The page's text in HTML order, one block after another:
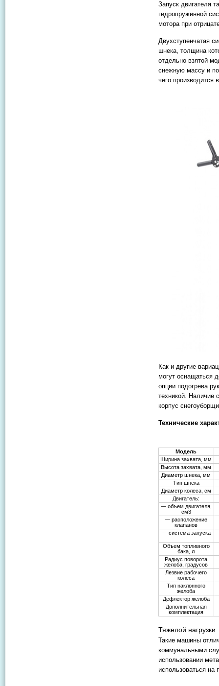
Запуск двигателя
гидропружинной
мотора при
Двухступенчатая
шнека, толщина
отдельно взятой
снежную массу и
чего производится
Как и другие
могут оснащаться
опции подогрева
техникой. Наличие
корпус
Технические
Модель
Ширина захвата, мм
Высота захвата, мм
Диаметр шнека, мм
Тип шнека
Диаметр колеса, см
Двигатель:
— объем двигателя,
см3
— расположение
клапанов
— система запуска
Объем топливного
бака, л
Радиус поворота
желоба, градусов
Лезвие рабочего
колеса
Тип наклонного
желоба
Дефлектор желоба
Дополнительная
комплектация
Тяжелой нагрузки
Такие машины
коммунальными
использовании
использоваться на